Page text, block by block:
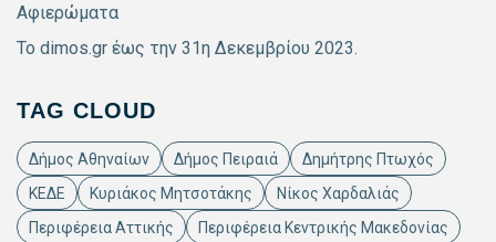
Αφιερώματα
Το dimos.gr έως την 31η Δεκεμβρίου 2023.
TAG CLOUD
Δήμος Αθηναίων Δήμος Πειραιά
Δημήτρης Πτωχός
ΚΕΔΕ
Κυριάκος Μητσοτάκης
Νίκος Χαρδαλιάς
Περιφέρεια Αττικής
Περιφέρεια Κεντρικής Μακεδονίας